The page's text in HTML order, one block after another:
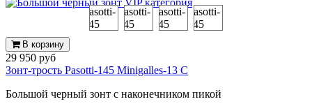
В корзину
29 950 руб
Зонт-трость Pasotti-145 Minigalles-13 C
Большой черный зонт с наконечником пикой